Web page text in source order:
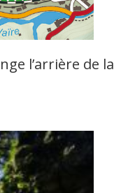
l’arrière de la